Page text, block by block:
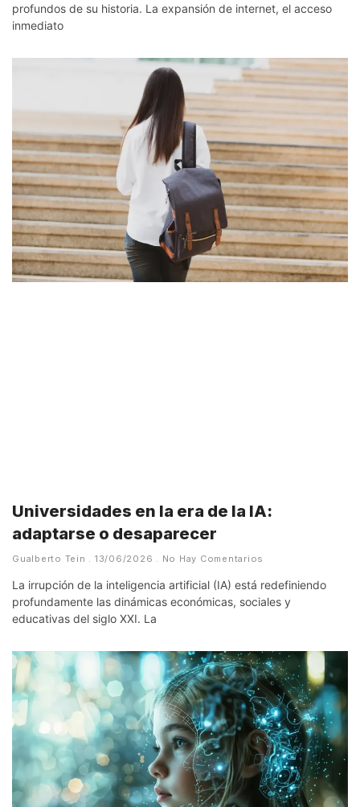
profundos de su historia. La expansión de internet, el acceso
inmediato
Universidades en la era de la IA:
adaptarse o desaparecer
Gualberto Tein 13/06/2026 No Hay Comentarios
La irrupción de la inteligencia artificial (IA) está redefiniendo
profundamente las dinámicas económicas, sociales y
educativas del siglo XXI. La